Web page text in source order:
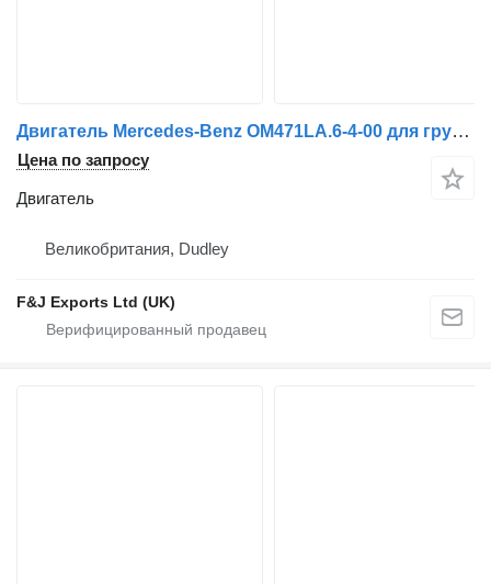
Двигатель Mercedes-Benz OM471LA.6-4-00 для грузовика
Цена по запросу
Двигатель
Великобритания, Dudley
F&J Exports Ltd (UK)